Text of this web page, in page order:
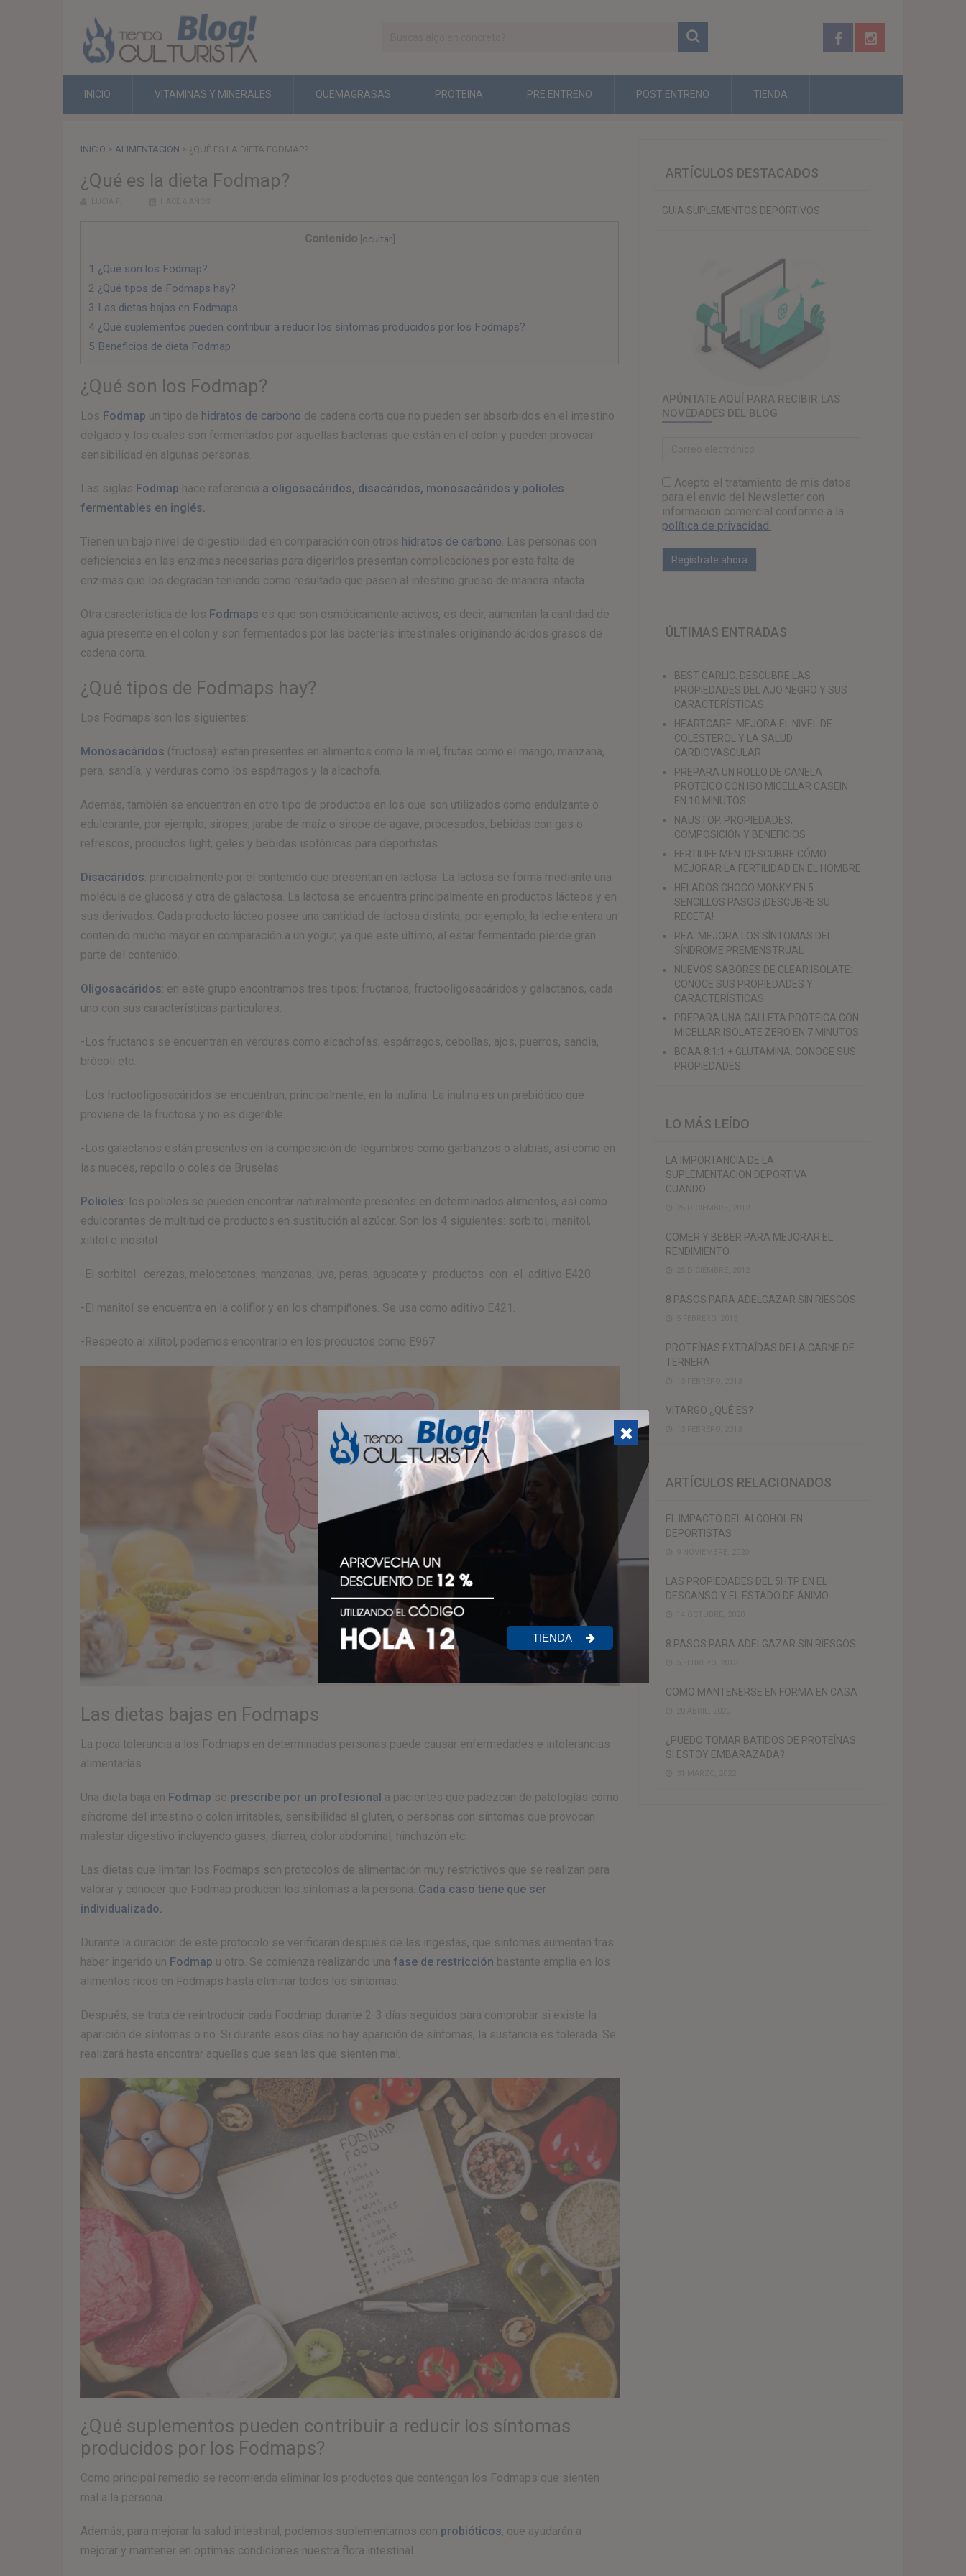
INICIO VITAMINAS Y MINERALES QUEMAGRASAS PROTEINA PRE ENTRENO POST ENTRENO TIENDA
INICIO > ALIMENTACIÓN > ¿QUÉ ES LA DIETA FODMAP?
¿Qué es la dieta Fodmap?
Contenido [ocultar
1 ¿Qué son los Fodmap?
2 ¿Qué tipos de Fodmaps hay?
3 Las dietas bajas en Fodmaps
4 ¿Qué suplementos pueden contribuir a reducir los síntomas producidos por los Fodmaps?
5 Beneficios de dieta Fodmap
¿Qué son los Fodmap?
Los Fodmap un tipo de hidratos de carbono de cadena corta que no pueden ser absorbidos en el intestino
delgado y los cuales son fermentados por aquellas bacterias que están en el colon y pueden provocar
sensibilidad en algunas personas.
Las siglas Fodmap hace referencia a oligosacáridos, disacáridos, monosacáridos y polioles
fermentables en inglés.
Tienen un bajo nivel de digestibilidad en comparación con otros hidratos de carbono. Las personas con
deficiencias en las enzimas necesarias para digerirlos presentan complicaciones por esta falta de
enzimas que los degradan teniendo como resultado que pasen al intestino grueso de manera intacta.
Otra característica de los Fodmaps es que son osmóticamente activos, es decir, aumentan la cantidad de
agua presente en el colon y son fermentados por las bacterias intestinales originando ácidos grasos de
cadena corta.
¿Qué tipos de Fodmaps hay?
Los Fodmaps son los siguientes:
Monosacáridos (fructosa): están presentes en alimentos como la miel, frutas como el mango, manzana,
pera, sandía, y verduras como los espárragos y la alcachofa.
Además, también se encuentran en otro tipo de productos en los que son utilizados como endulzante o
edulcorante, por ejemplo, siropes, jarabe de maíz o sirope de agave, procesados, bebidas con gas o
refrescos, productos light, geles y bebidas isotónicas para deportistas.
Disacáridos: principalmente por el contenido que presentan en lactosa. La lactosa se forma mediante una
molécula de glucosa y otra de galactosa. La lactosa se encuentra principalmente en productos lácteos y en
sus derivados. Cada producto lácteo posee una cantidad de lactosa distinta, por ejemplo, la leche entera un
contenido mucho mayor en comparación a un yogur, ya que este último, al estar fermentado pierde gran
parte del contenido.
Oligosacáridos: en este grupo encontramos tres tipos: fructanos, fructooligosacáridos y galactanos, cada
uno con sus características particulares.
-Los fructanos se encuentran en verduras como alcachofas, espárragos, cebollas, ajos, puerros, sandia,
brócoli etc.
-Los fructooligosacáridos se encuentran, principalmente, en la inulina. La inulina es un prebiótico que
proviene de la fructosa y no es digerible.
-Los galactanos están presentes en la composición de legumbres como garbanzos o alubias, así como en
las nueces, repollo o coles de Bruselas.
Polioles: los polioles se pueden encontrar naturalmente presentes en determinados alimentos, así como
edulcorantes de multitud de productos en sustitución al azúcar. Son los 4 siguientes: sorbitol, manitol,
xilitol e inositol
-El sorbitol: cerezas, melocotones, manzanas, uva, peras, aguacate y productos con el aditivo E420.
-El manitol se encuentra en la coliflor y en los champiñones. Se usa como aditivo E421.
-Respecto al xilitol, podemos encontrarlo en los productos como E967.
Las dietas bajas en Fodmaps
La poca tolerancia a los Fodmaps en determinadas personas puede causar enfermedades e intolerancias
alimentarias.
Una dieta baja en Fodmap se prescribe por un profesional a pacientes que padezcan de patologías como
síndrome del intestino o colon irritables, sensibilidad al gluten, o personas con síntomas que provocan
malestar digestivo incluyendo gases, diarrea, dolor abdominal, hinchazón etc.
Las dietas que limitan los Fodmaps son protocolos de alimentación muy restrictivos que se realizan para
valorar y conocer que Fodmap producen los síntomas a la persona. Cada caso tiene que ser
individualizado.
Durante la duración de este protocolo se verificarán después de las ingestas, que síntomas aumentan tras
haber ingerido un Fodmap u otro. Se comienza realizando una fase de restricción bastante amplia en los
alimentos ricos en Fodmaps hasta eliminar todos los síntomas.
Después, se trata de reintroducir cada Foodmap durante 2-3 días seguidos para comprobar si existe la
aparición de síntomas o no. Si durante esos días no hay aparición de síntomas, la sustancia es tolerada. Se
realizará hasta encontrar aquellas que sean las que sienten mal.
¿Qué suplementos pueden contribuir a reducir los síntomas
producidos por los Fodmaps?
Como principal remedio se recomienda eliminar los productos que contengan los Fodmaps que sienten
mal a la persona.
Además, para mejorar la salud intestinal, podemos suplementarnos con probióticos, que ayudarán a
mejorar y mantener en optimas condiciones nuestra flora intestinal.
ARTÍCULOS DESTACADOS
GUIA SUPLEMENTOS DEPORTIVOS
APÚNTATE AQUÍ PARA RECIBIR LAS
NOVEDADES DEL BLOG
Acepto el tratamiento de mis datos
para el envío del Newsletter con
información comercial conforme a la
política de privacidad.
ÚLTIMAS ENTRADAS
BEST GARLIC. DESCUBRE LAS
PROPIEDADES DEL AJO NEGRO Y SUS
CARACTERÍSTICAS
HEARTCARE. MEJORA EL NIVEL DE
COLESTEROL Y LA SALUD
CARDIOVASCULAR
PREPARA UN ROLLO DE CANELA
PROTEICO CON ISO MICELLAR CASEIN
EN 10 MINUTOS
NAUSTOP. PROPIEDADES,
COMPOSICIÓN Y BENEFICIOS
FERTILIFE MEN. DESCUBRE CÓMO
MEJORAR LA FERTILIDAD EN EL HOMBRE
HELADOS CHOCO MONKY EN 5
SENCILLOS PASOS ¡DESCUBRE SU
RECETA!
REA: MEJORA LOS SÍNTOMAS DEL
SÍNDROME PREMENSTRUAL
NUEVOS SABORES DE CLEAR ISOLATE:
CONOCE SUS PROPIEDADES Y
CARACTERÍSTICAS
PREPARA UNA GALLETA PROTEICA CON
MICELLAR ISOLATE ZERO EN 7 MINUTOS
BCAA 8:1:1 + GLUTAMINA. CONOCE SUS
PROPIEDADES
LO MÁS LEÍDO
LA IMPORTANCIA DE LA
SUPLEMENTACION DEPORTIVA
CUANDO …
COMER Y BEBER PARA MEJORAR EL
RENDIMIENTO
8 PASOS PARA ADELGAZAR SIN RIESGOS
PROTEÍNAS EXTRAÍDAS DE LA CARNE DE
TERNERA
VITARGO ¿QUÉ ES?
ARTÍCULOS RELACIONADOS
EL IMPACTO DEL ALCOHOL EN
DEPORTISTAS
LAS PROPIEDADES DEL 5HTP EN EL
DESCANSO Y EL ESTADO DE ÁNIMO
8 PASOS PARA ADELGAZAR SIN RIESGOS
COMO MANTENERSE EN FORMA EN CASA
¿PUEDO TOMAR BATIDOS DE PROTEÍNAS
SI ESTOY EMBARAZADA?
TIENDA